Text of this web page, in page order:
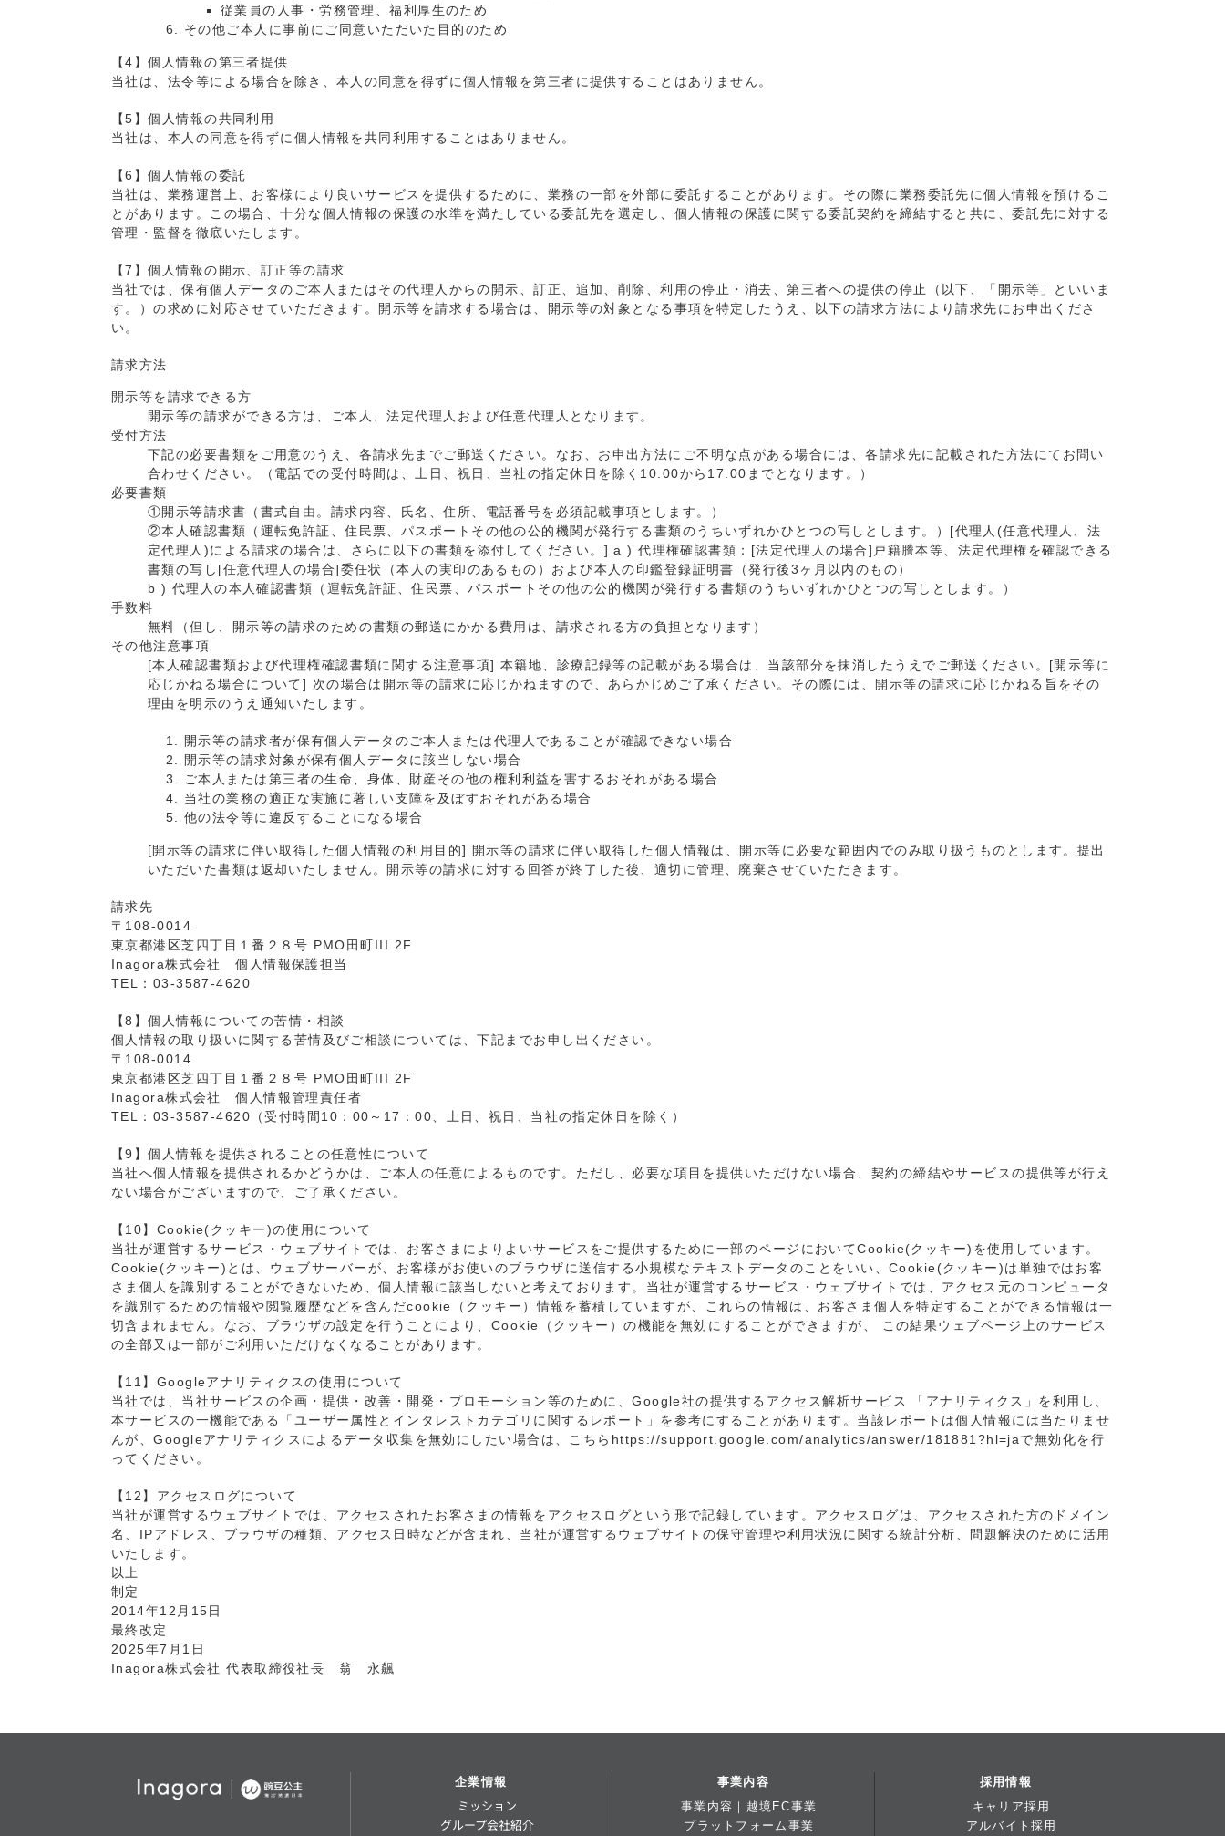
従業員の人事・労務管理、福利厚生のため
その他ご本人に事前にご同意いただいた目的のため
【4】個人情報の第三者提供
当社は、法令等による場合を除き、本人の同意を得ずに個人情報を第三者に提供することはありません。
【5】個人情報の共同利用
当社は、本人の同意を得ずに個人情報を共同利用することはありません。
【6】個人情報の委託
当社は、業務運営上、お客様により良いサービスを提供するために、業務の一部を外部に委託することがあります。その際に業務委託先に個人情報を預けるこ
とがあります。この場合、十分な個人情報の保護の水準を満たしている委託先を選定し、個人情報の保護に関する委託契約を締結すると共に、委託先に対する
管理・監督を徹底いたします。
【7】個人情報の開示、訂正等の請求
当社では、保有個人データのご本人またはその代理人からの開示、訂正、追加、削除、利用の停止・消去、第三者への提供の停止（以下、「開示等」といいま
す。）の求めに対応させていただきます。開示等を請求する場合は、開示等の対象となる事項を特定したうえ、以下の請求方法により請求先にお申出くださ
い。
請求方法
開示等を請求できる方
開示等の請求ができる方は、ご本人、法定代理人および任意代理人となります。
受付方法
下記の必要書類をご用意のうえ、各請求先までご郵送ください。なお、お申出方法にご不明な点がある場合には、各請求先に記載された方法にてお問い
合わせください。（電話での受付時間は、土日、祝日、当社の指定休日を除く10:00から17:00までとなります。）
必要書類
①開示等請求書（書式自由。請求内容、氏名、住所、電話番号を必須記載事項とします。）
②本人確認書類（運転免許証、住民票、パスポートその他の公的機関が発行する書類のうちいずれかひとつの写しとします。）[代理人(任意代理人、法
定代理人)による請求の場合は、さらに以下の書類を添付してください。] a ) 代理権確認書類：[法定代理人の場合]戸籍謄本等、法定代理権を確認できる
書類の写し[任意代理人の場合]委任状（本人の実印のあるもの）および本人の印鑑登録証明書（発行後3ヶ月以内のもの）
b ) 代理人の本人確認書類（運転免許証、住民票、パスポートその他の公的機関が発行する書類のうちいずれかひとつの写しとします。）
手数料
無料（但し、開示等の請求のための書類の郵送にかかる費用は、請求される方の負担となります）
その他注意事項
[本人確認書類および代理権確認書類に関する注意事項] 本籍地、診療記録等の記載がある場合は、当該部分を抹消したうえでご郵送ください。[開示等に
応じかねる場合について] 次の場合は開示等の請求に応じかねますので、あらかじめご了承ください。その際には、開示等の請求に応じかねる旨をその
理由を明示のうえ通知いたします。
開示等の請求者が保有個人データのご本人または代理人であることが確認できない場合
開示等の請求対象が保有個人データに該当しない場合
ご本人または第三者の生命、身体、財産その他の権利利益を害するおそれがある場合
当社の業務の適正な実施に著しい支障を及ぼすおそれがある場合
他の法令等に違反することになる場合
[開示等の請求に伴い取得した個人情報の利用目的] 開示等の請求に伴い取得した個人情報は、開示等に必要な範囲内でのみ取り扱うものとします。提出
いただいた書類は返却いたしません。開示等の請求に対する回答が終了した後、適切に管理、廃棄させていただきます。
請求先
〒108-0014
東京都港区芝四丁目１番２８号 PMO田町III 2F
Inagora株式会社 個人情報保護担当
TEL：03-3587-4620
【8】個人情報についての苦情・相談
個人情報の取り扱いに関する苦情及びご相談については、下記までお申し出ください。
〒108-0014
東京都港区芝四丁目１番２８号 PMO田町III 2F
Inagora株式会社 個人情報管理責任者
TEL：03-3587-4620（受付時間10：00～17：00、土日、祝日、当社の指定休日を除く）
【9】個人情報を提供されることの任意性について
当社へ個人情報を提供されるかどうかは、ご本人の任意によるものです。ただし、必要な項目を提供いただけない場合、契約の締結やサービスの提供等が行え
ない場合がございますので、ご了承ください。
【10】Cookie(クッキー)の使用について
当社が運営するサービス・ウェブサイトでは、お客さまによりよいサービスをご提供するために一部のページにおいてCookie(クッキー)を使用しています。
Cookie(クッキー)とは、ウェブサーバーが、お客様がお使いのブラウザに送信する小規模なテキストデータのことをいい、Cookie(クッキー)は単独ではお客
さま個人を識別することができないため、個人情報に該当しないと考えております。当社が運営するサービス・ウェブサイトでは、アクセス元のコンピュータ
を識別するための情報や閲覧履歴などを含んだcookie（クッキー）情報を蓄積していますが、これらの情報は、お客さま個人を特定することができる情報は一
切含まれません。なお、ブラウザの設定を行うことにより、Cookie（クッキー）の機能を無効にすることができますが、 この結果ウェブページ上のサービス
の全部又は一部がご利用いただけなくなることがあります。
【11】Googleアナリティクスの使用について
当社では、当社サービスの企画・提供・改善・開発・プロモーション等のために、Google社の提供するアクセス解析サービス 「アナリティクス」を利用し、
本サービスの一機能である「ユーザー属性とインタレストカテゴリに関するレポート」を参考にすることがあります。当該レポートは個人情報には当たりませ
んが、Googleアナリティクスによるデータ収集を無効にしたい場合は、こちら https://support.google.com/analytics/answer/181881?hl=jaで無効化を行
ってください。
【12】アクセスログについて
当社が運営するウェブサイトでは、アクセスされたお客さまの情報をアクセスログという形で記録しています。アクセスログは、アクセスされた方のドメイン
名、IPアドレス、ブラウザの種類、アクセス日時などが含まれ、当社が運営するウェブサイトの保守管理や利用状況に関する統計分析、問題解決のために活用
いたします。
以上
制定
2014年12月15日
最終改定
2025年7月1日
Inagora株式会社 代表取締役社長 翁 永飆
企業情報
ミッション
グループ会社紹介
事業内容
事業内容｜越境EC事業
プラットフォーム事業
採用情報
キャリア採用
アルバイト採用